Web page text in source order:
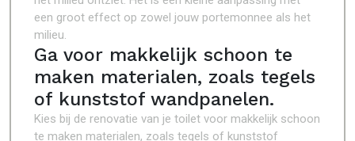
een groot effect op zowel jouw portemonnee als het
milieu.
Ga voor makkelijk schoon te
maken materialen, zoals tegels
of kunststof wandpanelen.
Kies bij de renovatie van je toilet voor makkelijk schoon
te maken materialen, zoals tegels of kunststof